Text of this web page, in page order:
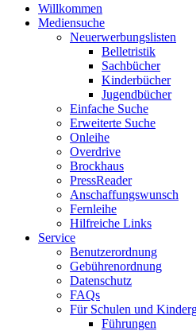
Willkommen
Mediensuche
Neuerwerbungslisten
Belletristik
Sachbücher
Kinderbücher
Jugendbücher
Einfache Suche
Erweiterte Suche
Onleihe
Overdrive
Brockhaus
PressReader
Anschaffungswunsch
Fernleihe
Hilfreiche Links
Service
Benutzerordnung
Gebührenordnung
Datenschutz
FAQs
Für Schulen und
Führungen